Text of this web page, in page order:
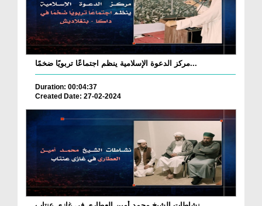
مركز الدعوة الإسلامية ينظم اجتماعًا تربويًا ضخمًا...
Duration: 00:04:37
Created Date: 27-02-2024